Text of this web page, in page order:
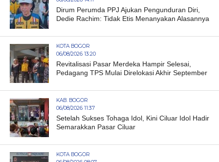
Dirum Perumda PPJ Ajukan Pengunduran Diri,
Dedie Rachim: Tidak Etis Menanyakan Alasannya
KOTA BOGOR
06/08/2026 13:20
Revitalisasi Pasar Merdeka Hampir Selesai,
Pedagang TPS Mulai Direlokasi Akhir September
KAB. BOGOR
06/08/2026 11:37
Setelah Sukses Tohaga Idol, Kini Ciluar Idol Hadir
Semarakkan Pasar Ciluar
KOTA BOGOR